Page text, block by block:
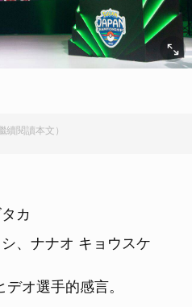
續閱讀本文）
カ
、ナナオ キョウスケ
オ選手的感言。